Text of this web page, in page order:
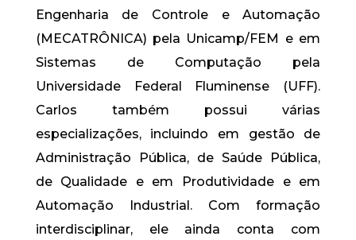
Engenharia de Controle e Automação
(MECATRÔNICA) pela Unicamp/FEM e em
Sistemas de Computação pela
Universidade Federal Fluminense (UFF).
Carlos também possui várias
especializações, incluindo em gestão de
Administração Pública, de Saúde Pública,
de Qualidade e em Produtividade e em
Automação Industrial. Com formação
interdisciplinar, ele ainda conta com